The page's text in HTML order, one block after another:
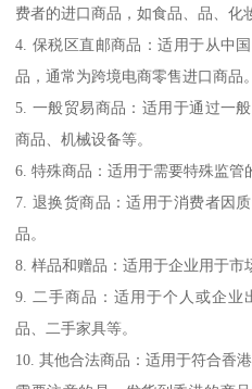
费者的进口商品，如食品、品、化
4. 保税区直邮商品：适用于从中
品，通常为跨境电商零售进口商品。
5. 一般贸易商品：适用于通过一
商品、机械设备等。
6. 特殊商品：适用于需要特殊监管
7. 退换货商品：适用于消费者因
品。
8. 样品和赠品：适用于企业用于市
9. 二手商品：适用于个人或企
品、二手家具等。
10. 其他合法商品：适用于符合香